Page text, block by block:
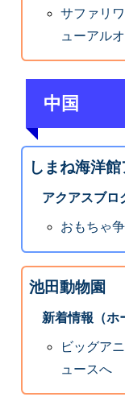
サファリ
ューアル
中国
しまね海洋
アクアスブロ
おもちゃ
池田動物園
新着情報（ホ
ビッグア
ュースへ